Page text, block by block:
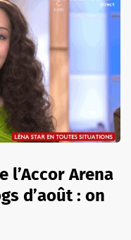
l’Accor Arena
d’août : on